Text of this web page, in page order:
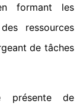
formant les
ressources
de tâches
présente de